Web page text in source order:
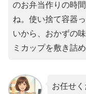
のお弁当作りの時
ね。使い捨て容器
いから、おかずの
ミカップを敷き詰
お任せ